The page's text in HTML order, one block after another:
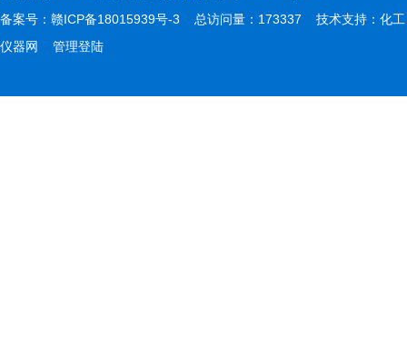
备案号： 赣ICP备18015939号-3 总访问量：173337 技术支持： 化工
仪器网
管理登陆